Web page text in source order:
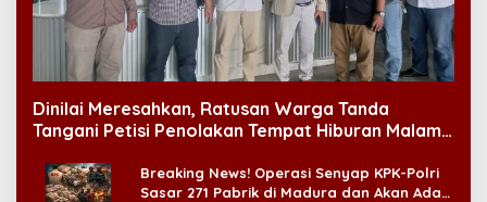
Dinilai Meresahkan, Ratusan Warga Tanda
Tangani Petisi Penolakan Tempat Hiburan Malam
Breaking News! Operasi Senyap KPK-Polri
Sasar 271 Pabrik di Madura dan Akan Ada